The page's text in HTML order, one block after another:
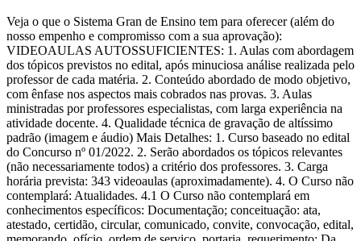
Cursos
2026
quantidade
Veja o que o Sistema Gran de Ensino tem para oferecer (além do
nosso empenho e compromisso com a sua aprovação):
VIDEOAULAS AUTOSSUFICIENTES: 1. Aulas com abordagem
dos tópicos previstos no edital, após minuciosa análise realizada pelo
professor de cada matéria. 2. Conteúdo abordado de modo objetivo,
com ênfase nos aspectos mais cobrados nas provas. 3. Aulas
ministradas por professores especialistas, com larga experiência na
atividade docente. 4. Qualidade técnica de gravação de altíssimo
padrão (imagem e áudio) Mais Detalhes: 1. Curso baseado no edital
do Concurso nº 01/2022. 2. Serão abordados os tópicos relevantes
(não necessariamente todos) a critério dos professores. 3. Carga
horária prevista: 343 videoaulas (aproximadamente). 4. O Curso não
contemplará: Atualidades. 4.1 O Curso não contemplará em
conhecimentos específicos: Documentação; conceituação: ata,
atestado, certidão, circular, comunicado, convite, convocação, edital,